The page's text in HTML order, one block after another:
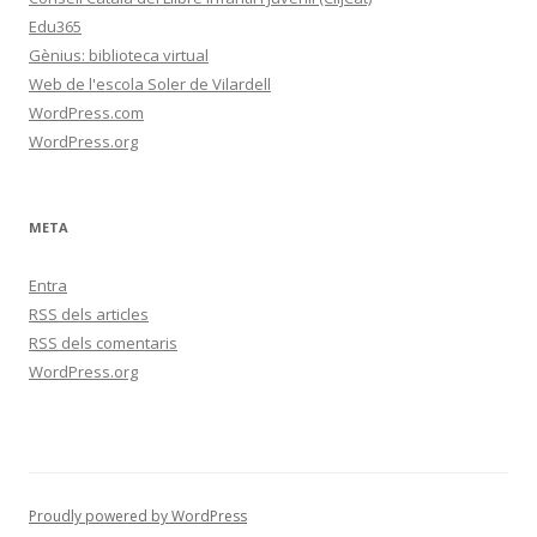
Edu365
Gènius: biblioteca virtual
Web de l'escola Soler de Vilardell
WordPress.com
WordPress.org
META
Entra
RSS dels articles
RSS dels comentaris
WordPress.org
Proudly powered by WordPress